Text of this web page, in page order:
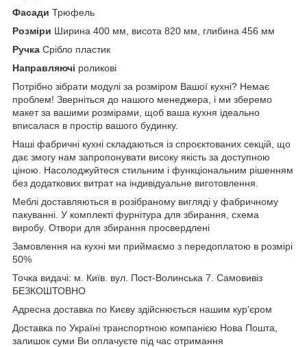
Фасади Трюфель
Розміри Ширина 400 мм, висота 820 мм, глибина 456 мм
Ручка Срібло пластик
Направляючі роликові
Потрібно зібрати модулі за розміром Вашої кухні? Немає
проблем! Зверніться до нашого менеджера, і ми зберемо
макет за вашими розмірами, щоб ваша кухня ідеально
вписалася в простір вашого будинку.
Наші фабричні кухні складаються із спроєктованих секцій, що
дає змогу нам запропонувати високу якість за доступною
ціною. Насолоджуйтеся стильним і функціональним рішенням
без додаткових витрат на індивідуальне виготовлення.
Меблі доставляються в розібраному вигляді у фабричному
пакуванні. У комплекті фурнітура для збирання, схема
виробу. Отвори для збирання просвердлені
Замовлення на кухні ми приймаємо з передоплатою в розмірі
50%
Точка видачі: м. Київ. вул. Пост-Волинська 7. Самовивіз
БЕЗКОШТОВНО
Адресна доставка по Києву здійснюється нашим кур'єром
Доставка по Україні транспортною компанією Нова Пошта,
залишок суми Ви оплачуєте під час отримання